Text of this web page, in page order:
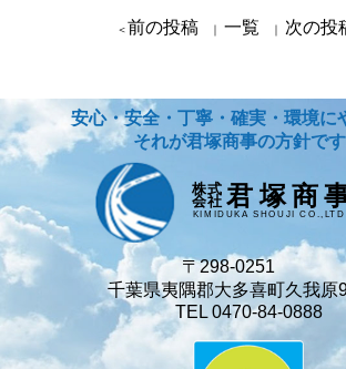
＜前の投稿 ｜ 一覧 ｜ 次の投
安心・安全・丁寧・確実・環境に
それが君塚商事の方針です
株式
会社 君塚商
KIMIDUKA SHOUJI
〒298-0251
千葉県夷隅郡大多喜町久我原
TEL 0470-84-0888